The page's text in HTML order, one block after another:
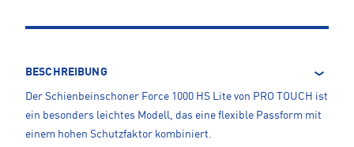
BESCHREIBUNG
Der Schienbeinschoner Force 1000 HS Lite von PRO TOUCH ist
ein besonders leichtes Modell, das eine flexible Passform mit
einem hohen Schutzfaktor kombiniert.